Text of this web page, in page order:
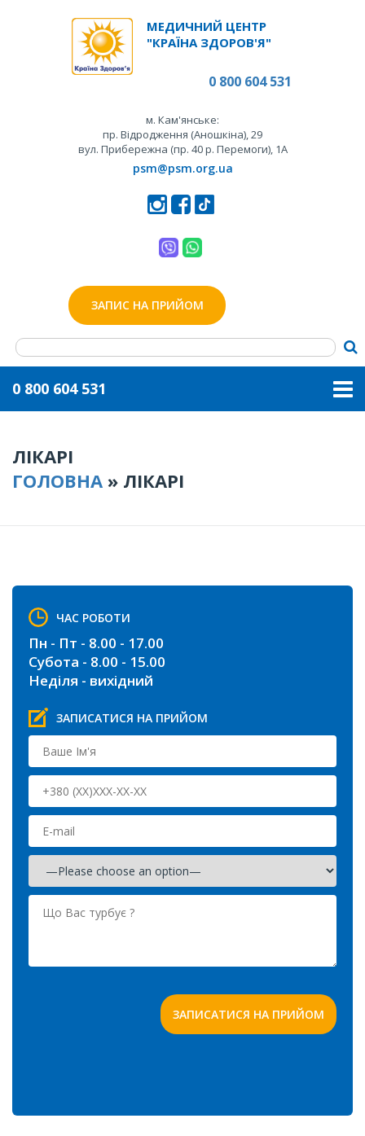
МЕДИЧНИЙ ЦЕНТР
"КРАЇНА ЗДОРОВ'Я"
0 800 604 531
м. Кам'янське:
пр. Відродження (Аношкіна), 29
вул. Прибережна (пр. 40 р. Перемоги), 1А
psm@psm.org.ua
ЗАПИС НА ПРИЙОМ
0 800 604 531
ЛІКАРІ
ГОЛОВНА » ЛІКАРІ
ЧАС РОБОТИ
Пн - Пт - 8.00 - 17.00
Субота - 8.00 - 15.00
Неділя - вихідний
ЗАПИСАТИСЯ НА ПРИЙОМ